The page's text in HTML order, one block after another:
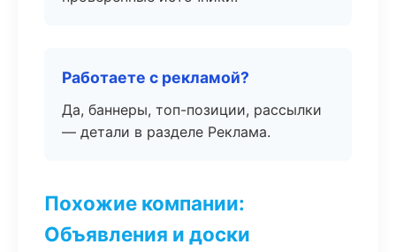
Работаете с рекламой?
Да, баннеры, топ-позиции, рассылки
— детали в разделе Реклама.
Похожие компании:
Объявления и доски